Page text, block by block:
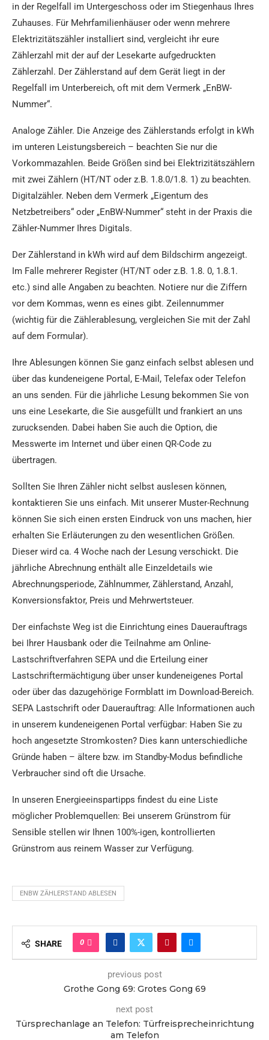
in der Regelfall im Untergeschoss oder im Stiegenhaus Ihres
Zuhauses. Für Mehrfamilienhäuser oder wenn mehrere
Elektrizitätszähler installiert sind, vergleicht ihr eure
Zählerzahl mit der auf der Lesekarte aufgedruckten
Zählerzahl. Der Zählerstand auf dem Gerät liegt in der
Regelfall im Unterbereich, oft mit dem Vermerk „EnBW-
Nummer“.
Analoge Zähler. Die Anzeige des Zählerstands erfolgt in kWh
im unteren Leistungsbereich – beachten Sie nur die
Vorkommazahlen. Beide Größen sind bei Elektrizitätszählern
mit zwei Zählern (HT/NT oder z.B. 1.8.0/1.8. 1) zu beachten.
Digitalzähler. Neben dem Vermerk „Eigentum des
Netzbetreibers“ oder „EnBW-Nummer“ steht in der Praxis die
Zähler-Nummer Ihres Digitals.
Der Zählerstand in kWh wird auf dem Bildschirm angezeigt.
Im Falle mehrerer Register (HT/NT oder z.B. 1.8. 0, 1.8.1.
etc.) sind alle Angaben zu beachten. Notiere nur die Ziffern
vor dem Kommas, wenn es eines gibt. Zeilennummer
(wichtig für die Zählerablesung, vergleichen Sie mit der Zahl
auf dem Formular).
Ihre Ablesungen können Sie ganz einfach selbst ablesen und
über das kundeneigene Portal, E-Mail, Telefax oder Telefon
an uns senden. Für die jährliche Lesung bekommen Sie von
uns eine Lesekarte, die Sie ausgefüllt und frankiert an uns
zurucksenden. Dabei haben Sie auch die Option, die
Messwerte im Internet und über einen QR-Code zu
übertragen.
Sollten Sie Ihren Zähler nicht selbst auslesen können,
kontaktieren Sie uns einfach. Mit unserer Muster-Rechnung
können Sie sich einen ersten Eindruck von uns machen, hier
erhalten Sie Erläuterungen zu den wesentlichen Größen.
Dieser wird ca. 4 Woche nach der Lesung verschickt. Die
jährliche Abrechnung enthält alle Einzeldetails wie
Abrechnungsperiode, Zählnummer, Zählerstand, Anzahl,
Konversionsfaktor, Preis und Mehrwertsteuer.
Der einfachste Weg ist die Einrichtung eines Dauerauftrags
bei Ihrer Hausbank oder die Teilnahme am Online-
Lastschriftverfahren SEPA und die Erteilung einer
Lastschriftermächtigung über unser kundeneigenes Portal
oder über das dazugehörige Formblatt im Download-Bereich.
SEPA Lastschrift oder Dauerauftrag: Alle Informationen auch
in unserem kundeneigenen Portal verfügbar: Haben Sie zu
hoch angesetzte Stromkosten? Dies kann unterschiedliche
Gründe haben – ältere bzw. im Standby-Modus befindliche
Verbraucher sind oft die Ursache.
In unseren Energieeinspartipps findest du eine Liste
möglicher Problemquellen: Bei unserem Grünstrom für
Sensible stellen wir Ihnen 100%-igen, kontrollierten
Grünstrom aus reinem Wasser zur Verfügung.
ENBW ZÄHLERSTAND ABLESEN
SHARE 0
previous post
Grothe Gong 69: Grotes Gong 69
next post
Türsprechanlage an Telefon: Türfreisprecheinrichtung
am Telefon